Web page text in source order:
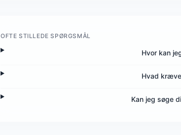
OFTE STILLEDE SPØRGSMÅL
Hvor kan
Hvad
Kan jeg søge